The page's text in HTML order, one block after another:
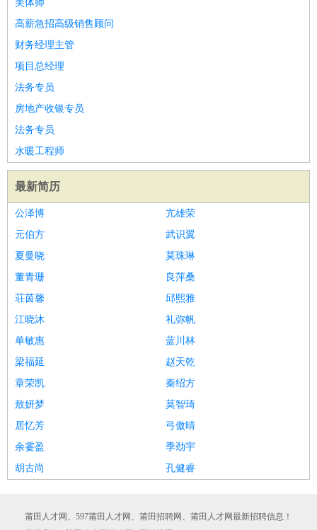
美体师
高薪急招高级销售顾问
财务经理主管
项目总经理
法务专员
房地产收银专员
法务专员
水暖工程师
最新简历
公泽博
亢雄荣
元伯方
武识翼
夏曼晓
莫珠琳
董青珊
良萍桑
荘茵馨
邱熙雅
江晓沐
礼弥帆
单敏惠
蓝川林
梁福延
赵天乾
章荣凯
秦绍方
敖妍梦
莫智琦
居忆芳
弓傲晴
余霎盈
季劲宇
胡古尚
孔健睿
莆田人才网、597莆田人才网、莆田招聘网、莆田人才网最新招聘信息！